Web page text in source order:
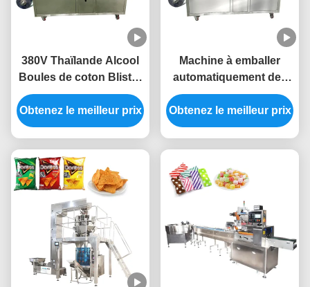
380V Thaïlande Alcool
Boules de coton Blister
Machine d'emballage
type plaque plate
Obtenez le meilleur prix
Machine à emballer
automatiquement des
ampoules à grande
vitesse
Obtenez le meilleur prix